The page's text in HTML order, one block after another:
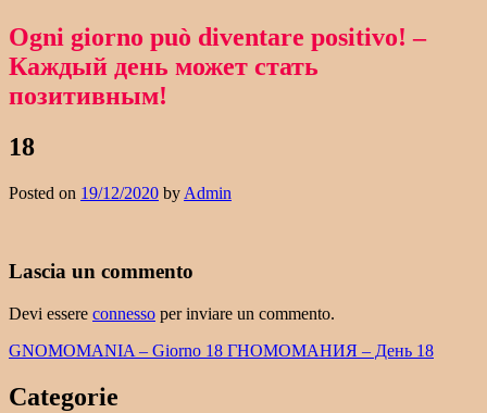
Ogni giorno può diventare positivo! –
Каждый день может стать
позитивным!
18
Posted on 19/12/2020 by Admin
Lascia un commento
Devi essere connesso per inviare un commento.
Navigazione
articoli
GNOMOMANIA – Giorno 18 ГНОМОМАНИЯ – День 18
Categorie